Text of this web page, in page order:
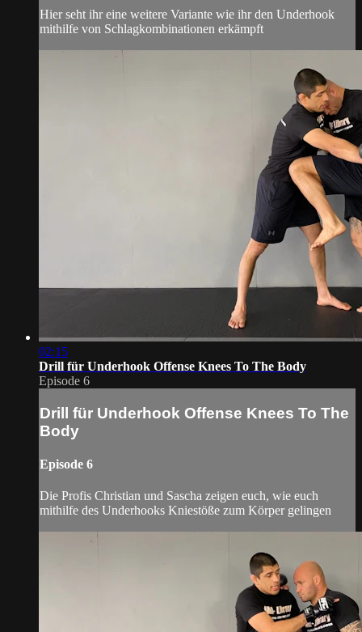
Hier seht ihr eine weitere Variante wie ihr den Underhook
mithilfe von Schlagkombinationen erkämpft
02:15
Drill für Underhook Offense Knees To The Body
Episode 6
Drill für Underhook Offense Knees To The
Body
Episode 6
Die Profis Christian und Sascha zeigen euch, wie euch
mithilfe des Underhooks Kniestöße zum Körper gelingen